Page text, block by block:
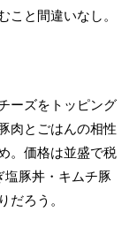
こと間違いなし。
ーズをトッピング
肉とごはんの相性
。価格は並盛で税
塩豚丼・キムチ豚
だろう。